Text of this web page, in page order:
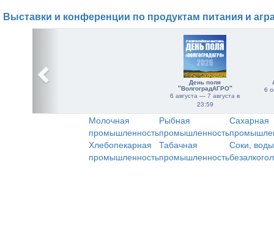
Выставки и конференции по продуктам питания и
День поля
"ВолгоградАГРО"
6 августа — 7 августа в
23:59
6
Молочная
промышленность
Рыбная
промышленность
Сахарная
Хлебопекарная
промышленность
Табачная
промышленность
Соки,